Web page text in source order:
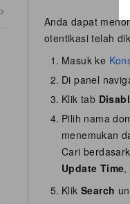
Anda dapat
otentikasi telah
Masuk ke
Di panel
Klik tab
Pilih nama
menemukan
Cari
Update Time,
Klik Search